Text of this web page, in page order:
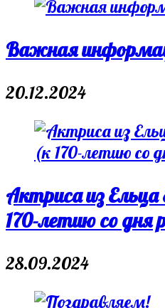
Важная
20.12.2024
Актриса из
170-летию со дня
28.09.2024